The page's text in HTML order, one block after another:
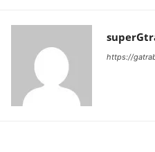
https://